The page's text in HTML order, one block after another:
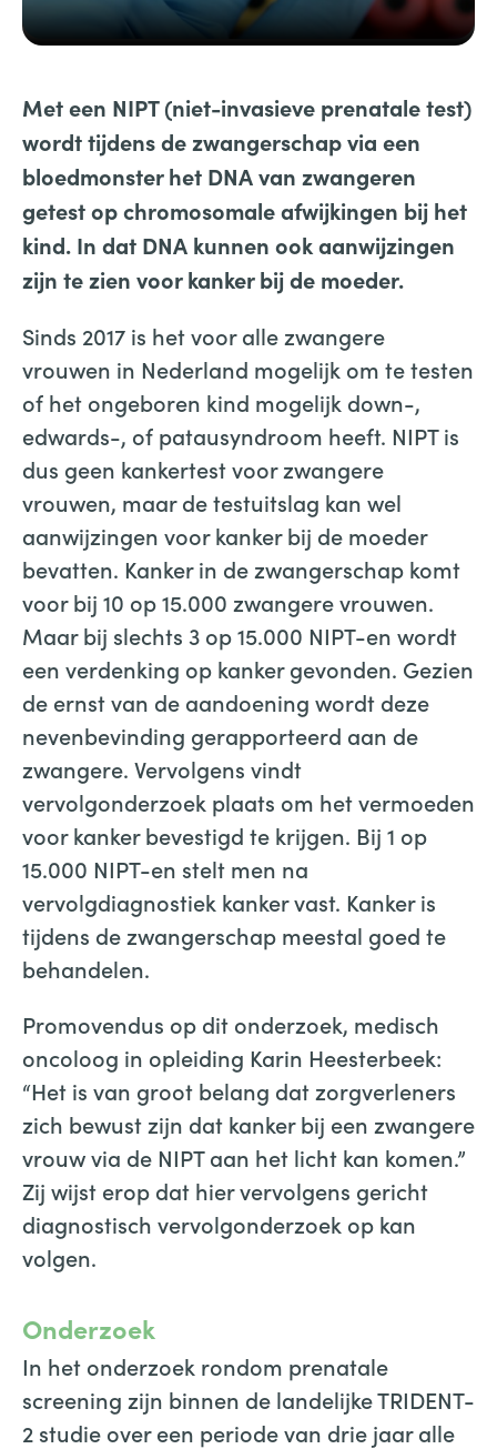
Met een NIPT (niet-invasieve prenatale test)
wordt tijdens de zwangerschap via een
bloedmonster het DNA van zwangeren
getest op chromosomale afwijkingen bij het
kind. In dat DNA kunnen ook aanwijzingen
zijn te zien voor kanker bij de moeder.
Sinds 2017 is het voor alle zwangere
vrouwen in Nederland mogelijk om te testen
of het ongeboren kind mogelijk down-,
edwards-, of patausyndroom heeft. NIPT is
dus geen kankertest voor zwangere
vrouwen, maar de testuitslag kan wel
aanwijzingen voor kanker bij de moeder
bevatten. Kanker in de zwangerschap komt
voor bij 10 op 15.000 zwangere vrouwen.
Maar bij slechts 3 op 15.000 NIPT-en wordt
een verdenking op kanker gevonden. Gezien
de ernst van de aandoening wordt deze
nevenbevinding gerapporteerd aan de
zwangere. Vervolgens vindt
vervolgonderzoek plaats om het vermoeden
voor kanker bevestigd te krijgen. Bij 1 op
15.000 NIPT-en stelt men na
vervolgdiagnostiek kanker vast. Kanker is
tijdens de zwangerschap meestal goed te
behandelen.
Promovendus op dit onderzoek, medisch
oncoloog in opleiding Karin Heesterbeek:
“Het is van groot belang dat zorgverleners
zich bewust zijn dat kanker bij een zwangere
vrouw via de NIPT aan het licht kan komen.”
Zij wijst erop dat hier vervolgens gericht
diagnostisch vervolgonderzoek op kan
volgen.
Onderzoek
In het onderzoek rondom prenatale
screening zijn binnen de landelijke TRIDENT-
2 studie over een periode van drie jaar alle